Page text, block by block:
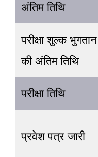
अंतिम तिथि
परीक्षा शुल्क भुगतान
की अंतिम तिथि
परीक्षा तिथि
प्रवेश पत्र जारी